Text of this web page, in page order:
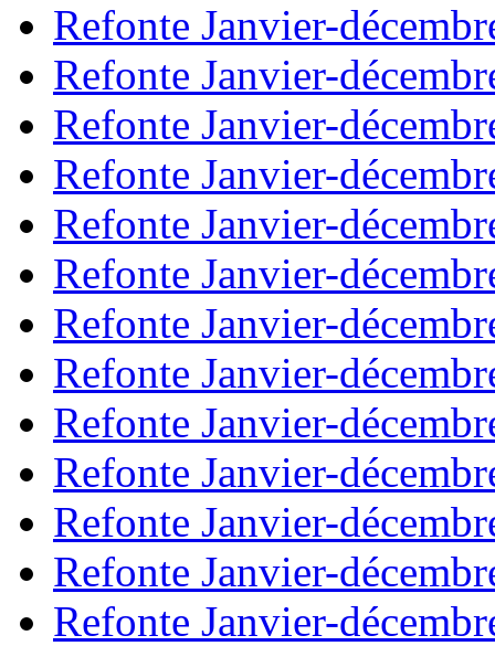
Refonte Janvier-
Refonte Janvier-
Refonte Janvier-
Refonte Janvier-
Refonte Janvier-
Refonte Janvier-
Refonte Janvier-
Refonte Janvier-
Refonte Janvier-
Refonte Janvier-
Refonte Janvier-
Refonte Janvier-
Refonte Janvier-